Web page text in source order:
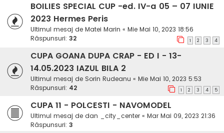
BOILIES SPECIAL CUP -ed. IV-a 05 – 07 IUNIE
2023 Hermes Peris
Ultimul mesaj de Matei Marin « Mie Mai 10, 2023 18:56
Răspunsuri: 32 1 2 3 4
CUPA GOANA DUPA CRAP - ED I - 13-
14.05.2023 IAZUL BILA 2
Ultimul mesaj de Sorin Rudeanu « Mie Mai 10, 2023 5:53
Răspunsuri: 42 1 2 3 4 5
CUPA 11 - POLCESTI - NAVOMODEL
Ultimul mesaj de dan _city_center « Mar Mai 09, 2023 21:36
Răspunsuri: 3